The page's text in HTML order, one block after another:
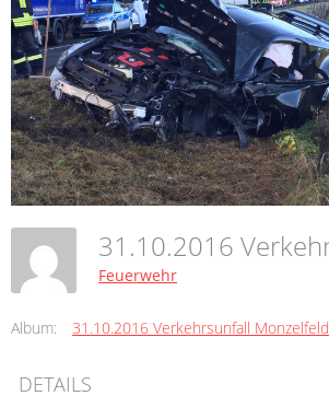
Feuerwehr
Album: 31.10.2016 Verkehrsunfall Monzelfeld
DETAILS